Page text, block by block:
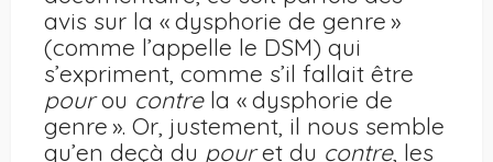
avis sur la « dysphorie de genre »
(comme l’appelle le DSM) qui
s’expriment, comme s’il fallait être
pourou contre la « dysphorie de
genre ». Or, justement, il nous semble
qu’en deçà du pouret du contre, les